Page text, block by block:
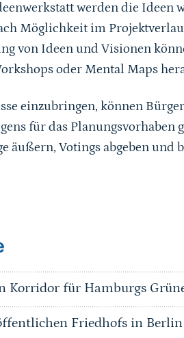
werden die Ideen
Möglichkeit im
von Ideen und Visionen
oder Mental Maps
einzubringen, können
für das Planungsvorhaben
äußern, Votings abgeben und
Korridor für Hamburgs
Friedhofs in Berlin